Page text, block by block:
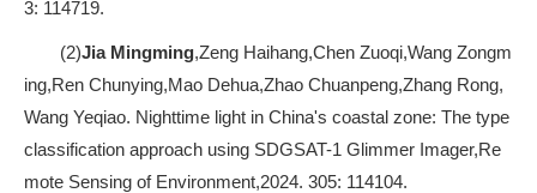
3: 114719.
(2)Jia Mingming,Zeng Haihang,Chen Zuoqi,Wang Zongm
ing,Ren Chunying,Mao Dehua,Zhao Chuanpeng,Zhang Rong,
Wang Yeqiao. Nighttime light in China's coastal zone: The type
classification approach using SDGSAT-1 Glimmer Imager,Re
mote Sensing of Environment,2024. 305: 114104.